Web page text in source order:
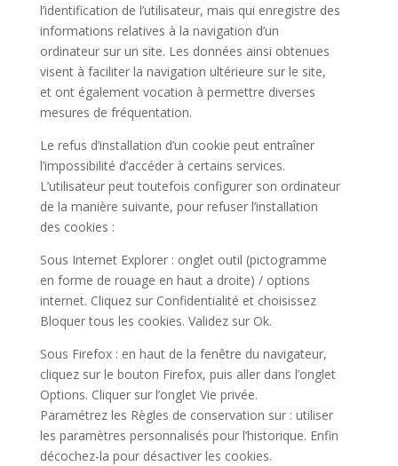
l’identification de l’utilisateur, mais qui enregistre des
informations relatives à la navigation d’un
ordinateur sur un site. Les données ainsi obtenues
visent à faciliter la navigation ultérieure sur le site,
et ont également vocation à permettre diverses
mesures de fréquentation.
Le refus d’installation d’un cookie peut entraîner
l’impossibilité d’accéder à certains services.
L’utilisateur peut toutefois configurer son ordinateur
de la manière suivante, pour refuser l’installation
des cookies :
Sous Internet Explorer : onglet outil (pictogramme
en forme de rouage en haut a droite) / options
internet. Cliquez sur Confidentialité et choisissez
Bloquer tous les cookies. Validez sur Ok.
Sous Firefox : en haut de la fenêtre du navigateur,
cliquez sur le bouton Firefox, puis aller dans l’onglet
Options. Cliquer sur l’onglet Vie privée.
Paramétrez les Règles de conservation sur : utiliser
les paramètres personnalisés pour l’historique. Enfin
décochez-la pour désactiver les cookies.